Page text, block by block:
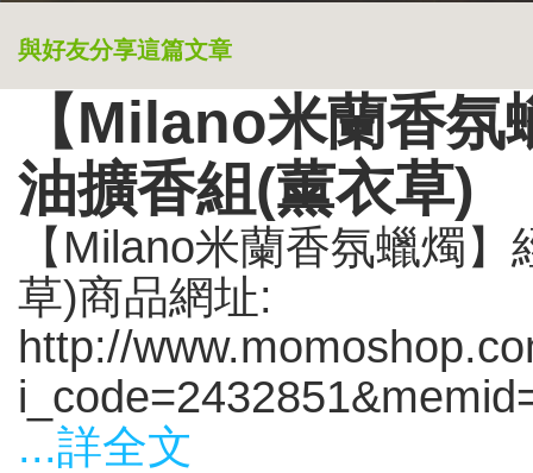
與好友分享這篇文章
【Milano米蘭香
油擴香組(薰衣草)
【Milano米蘭香氛蠟燭
草)商品網址:
http://
...詳全文